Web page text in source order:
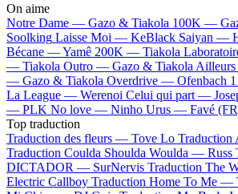
On aime
Notre Dame — Gazo & Tiakola 100K —
Soolking Laisse Moi — KeBlack Saiyan —
Bécane —Yamê 200K — Tiakola
— Tiakola Outro — Gazo & Tiakola
— Gazo & Tiakola Overdrive — Ofenbach
La League — Werenoi Celui qui part —
— PLK No love — Ninho Urus — Favé
Top traduction
Traduction des fleurs — Tove Lo
Traduction Coulda Shoulda Woulda — Russ
DICTADOR — SurNervis Traduction The
Electric Callboy Traduction Home To Me —